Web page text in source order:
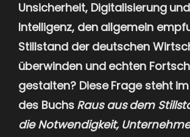
Unsicherheit, Digitalisierung
Intelligenz, den allgemein
Stillstand der deutschen
überwinden und echten
gestalten? Diese Frage steht
des Buchs Raus aus dem
die Notwendigkeit,